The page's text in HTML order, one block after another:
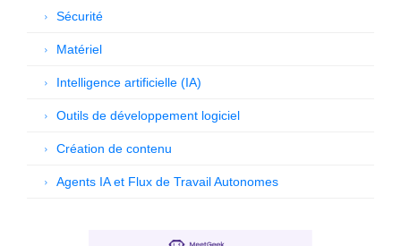
Sécurité
Matériel
Intelligence artificielle (IA)
Outils de développement logiciel
Création de contenu
Agents IA et Flux de Travail Autonomes